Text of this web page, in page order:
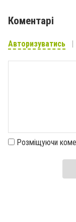
Коментарі
Авторизуватись
Розміщуючи